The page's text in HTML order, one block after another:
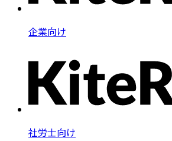
企業向け
社労士向け